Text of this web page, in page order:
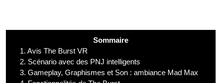
Sommaire
1. Avis The Burst VR
2. Scénario avec des PNJ intelligents
3. Gameplay, Graphismes et Son : ambiance Mad Max